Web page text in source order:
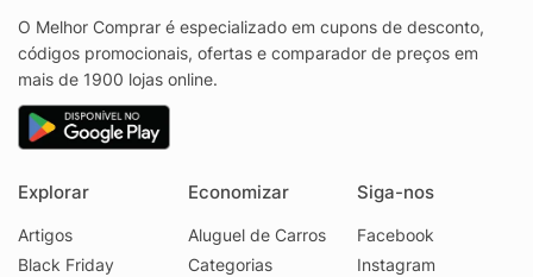
O Melhor Comprar é especializado em cupons de desconto,
códigos promocionais, ofertas e comparador de preços em
mais de 1900 lojas online.
Explorar
Artigos
Black Friday
Economizar
Aluguel de Carros
Categorias
Siga-nos
Facebook
Instagram